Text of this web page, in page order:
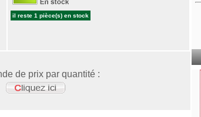
il reste 1 pièce(s) en stock
de prix par quantité :